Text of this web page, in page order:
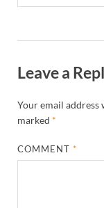
Leave a
Your email
marked *
COMMENT*